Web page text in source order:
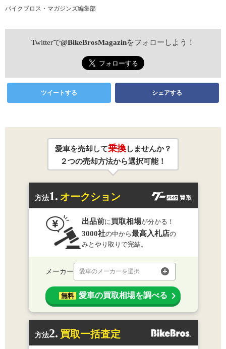
バイクブロス・マガジンズ編集部
Twitterで@BikeBrosMagazinをフォローしよう！
ツイートする シェアする
愛車を売却して乗換しませんか？
２つの売却方法から選択可能！
方法1. オークション
出品前に買取相場が分かる！
3000社の中から最高入札店の
みとやり取りで完結。
メーカー 愛車のメーカーを選択
無料 愛車の買取相場を調べる
方法2. 買取一括査定